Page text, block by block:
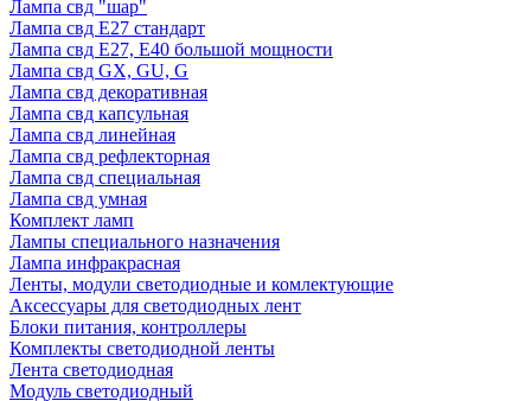
Лампа свд "шар"
Лампа свд E27 стандарт
Лампа свд E27, Е40 большой мощности
Лампа свд GX, GU, G
Лампа свд декоративная
Лампа свд капсульная
Лампа свд линейная
Лампа свд рефлекторная
Лампа свд специальная
Лампа свд умная
Комплект ламп
Лампы специального назначения
Лампа инфракрасная
Ленты, модули светодиодные и комлектующие
Аксессуары для светодиодных лент
Блоки питания, контроллеры
Комплекты светодиодной ленты
Лента светодиодная
Модуль светодиодный